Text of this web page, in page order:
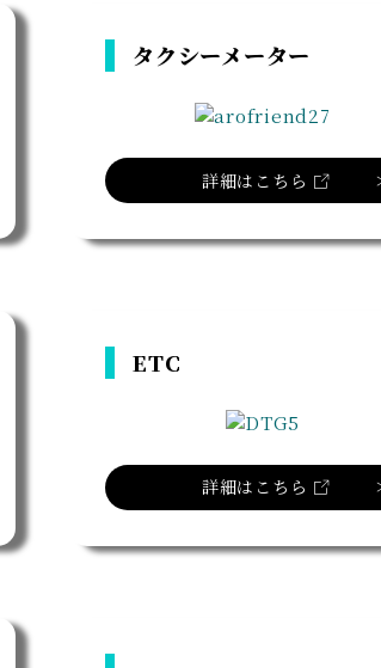
タクシーメーター
詳細はこちら
ETC
詳細はこちら